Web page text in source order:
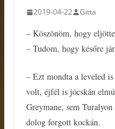
2019-04-22 Gitta
– Köszönöm, hogy
– Tudom, hogy későre
– Ezt mondta a leveled
volt, éjfél is jócskán
Greymane, sem
dolog forgott kockán.